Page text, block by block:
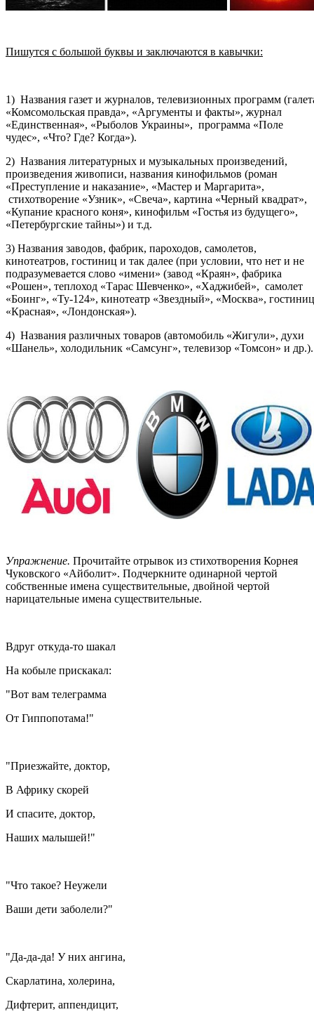
Пишутся с большой буквы и заключаются в кавычки:
1) Названия газет и журналов, телевизионных программ
«Комсомольская правда», «Аргументы и факты», журнал
«Единственная», «Рыболов Украины», программа «Поле
чудес», «Что? Где? Когда»).
2) Названия литературных и музыкальных произведений,
произведения живописи, названия кинофильмов (роман
«Преступление и наказание», «Мастер и Маргарита»,
стихотворение «Узник», «Свеча», картина «Черный квадрат»,
«Купание красного коня», кинофильм «Гостья из будущего»,
«Петербургские тайны») и т.д.
3) Названия заводов, фабрик, пароходов, самолетов,
кинотеатров, гостиниц и так далее (при условии, что нет и не
подразумевается слово «имени» (завод «Краян», фабрика
«Рошен», теплоход «Тарас Шевченко», «Хаджибей», самолет
«Боинг», «Ту-124», кинотеатр «Звездный», «Москва»,
«Красная», «Лондонская»).
4) Названия различных товаров (автомобиль «Жигули», духи
«Шанель», холодильник «Самсунг», телевизор «Томсон» и др.).
Упражнение. Прочитайте отрывок из стихотворения Корнея
Чуковского «Айболит». Подчеркните одинарной чертой
собственные имена существительные, двойной чертой
нарицательные имена существительные.
Вдруг откуда-то шакал
На кобыле прискакал:
"Вот вам телеграмма
От Гиппопотама!"
"Приезжайте, доктор,
В Африку скорей
И спасите, доктор,
Наших малышей!"
"Что такое? Неужели
Ваши дети заболели?"
"Да-да-да! У них ангина,
Скарлатина, холерина,
Дифтерит, аппендицит,